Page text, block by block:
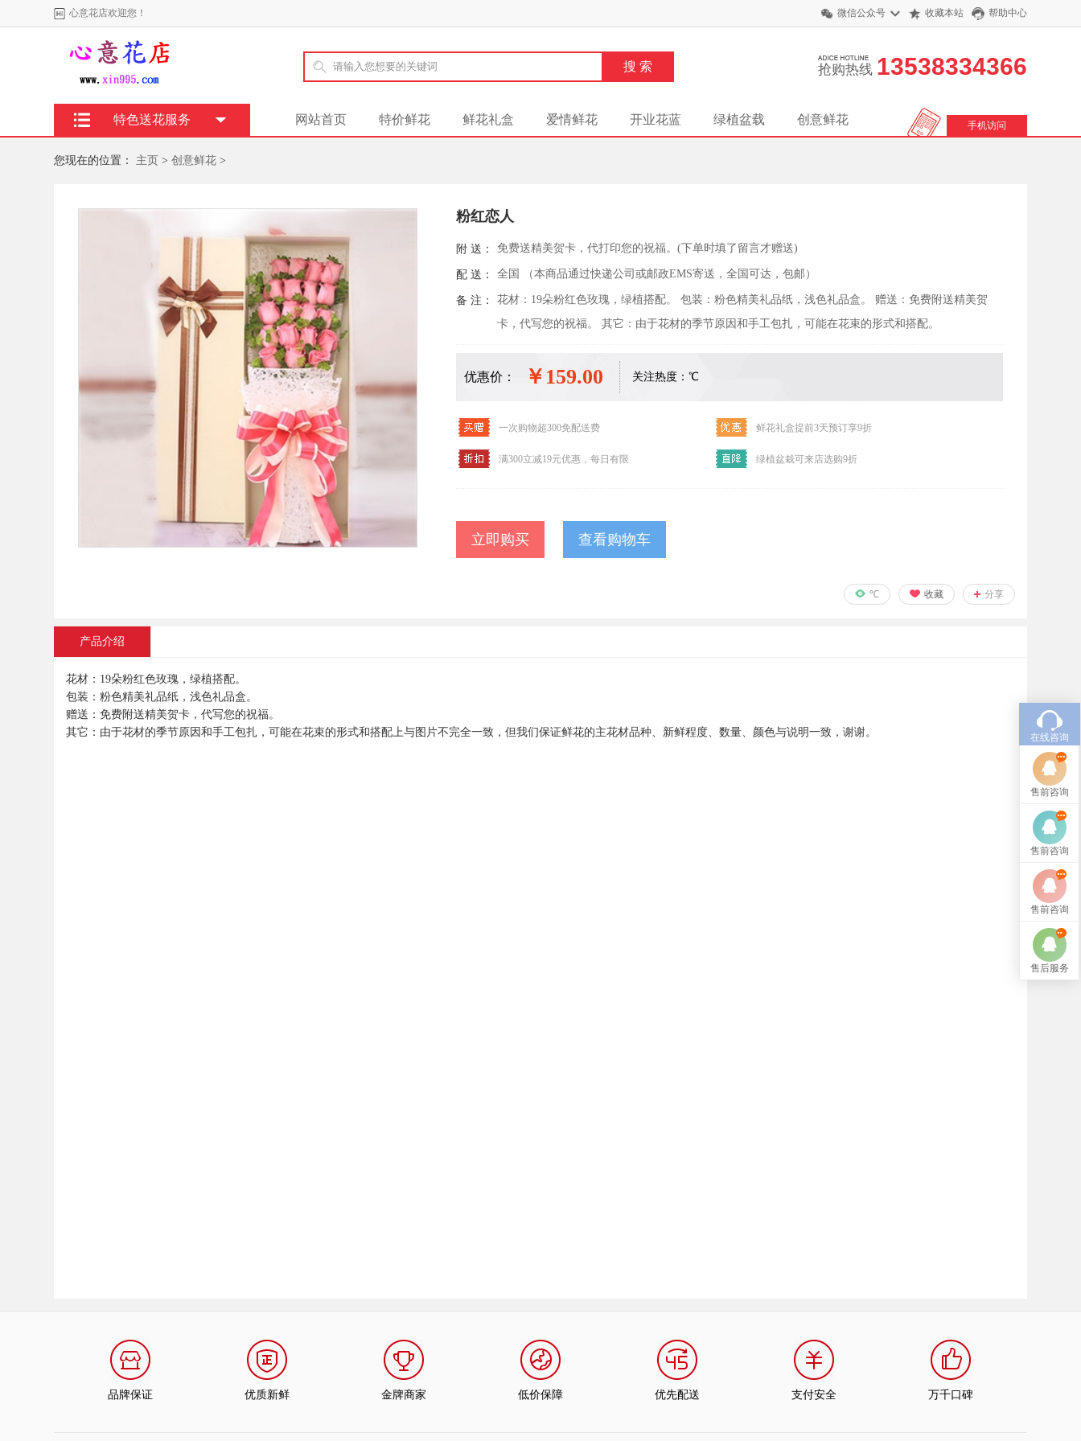
心意花店欢迎您！ 微信公众号 收藏本站 帮助中心
抢购热线 13538334366
网站首页 特价鲜花 鲜花礼盒 爱情鲜花 开业花蓝 绿植盆载 创意鲜花 手机访问
特色送花服务
您现在的位置： 主页 > 创意鲜花 >
℃ 收藏 分享
粉红恋人
附 送： 免费送精美贺卡，代打印您的祝福。(下单时填了留言才赠送)
配 送： 全国 （本商品通过快递公司或邮政EMS寄送，全国可达，包邮）
备 注：
花材：19朵粉红色玫瑰，绿植搭配。 包装：粉色精美礼品纸，浅色礼品盒。 赠送：免费附送精美贺
卡，代写您的祝福。 其它：由于花材的季节原因和手工包扎，可能在花束的形式和搭配。
优惠价： ￥159.00 关注热度： ℃
一次购物超300免配送费 鲜花礼盒提前3天预订享9折
满300立减19元优惠，每日有限 绿植盆栽可来店选购9折
查看购物车
产品介绍
花材：19朵粉红色玫瑰，绿植搭配。
包装：粉色精美礼品纸，浅色礼品盒。
赠送：免费附送精美贺卡，代写您的祝福。
其它：由于花材的季节原因和手工包扎，可能在花束的形式和搭配上与图片不完全一致，但我们保证鲜花的主花材品种、新鲜程度、数量、颜色与说明一致，谢谢。
品牌保证 优质新鲜 金牌商家 低价保障 优先配送 支付安全 万千口碑
在线咨询
售前咨询
售前咨询
售前咨询
售后服务